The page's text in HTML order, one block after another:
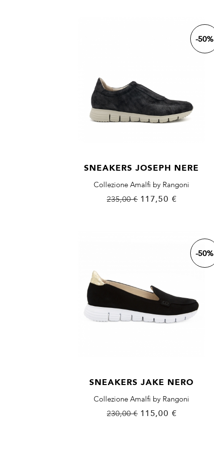
SNEAKERS JOSEPH NERE
Collezione Amalfi by Rangoni
Prezzo
235,00 € Prezzo
117,50 €
-50%
SNEAKERS JAKE NERO
Collezione Amalfi by Rangoni
Prezzo
230,00 € Prezzo
115,00 €
-50%